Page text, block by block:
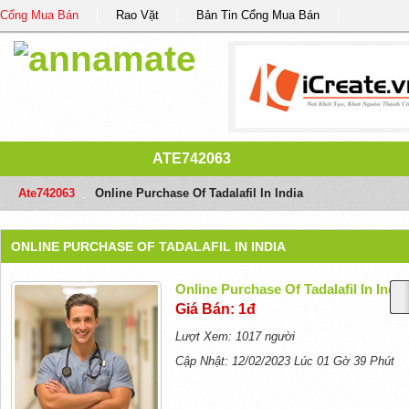
Cổng Mua Bán Rao Vặt Bản Tin Cổng Mua Bán
ATE742063
Ate742063 Online Purchase Of Tadalafil In India
ONLINE PURCHASE OF TADALAFIL IN INDIA
Online Purchase Of Tadalafil In India
Giá Bán: 1đ
Lượt Xem: 1017 người
Cập Nhật: 12/02/2023 Lúc 01 Gờ 39 Phút